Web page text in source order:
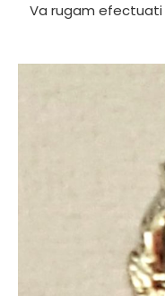
Va rugam efectuati